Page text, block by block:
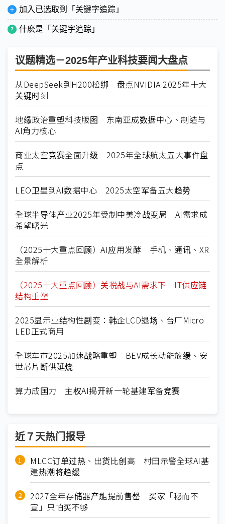
加入已选取到「关键字追踪」
什麽是「关键字追踪」
议题精选－2025年产业科技要闻大盘点
从DeepSeek到H200松绑 盘点NVIDIA 2025年十大
关键时刻
地缘政治重塑科技版图 东南亚成数据中心、制造与
AI角力核心
商业太空竞赛全面升级 2025年全球航太五大事件盘
点
LEO卫星到AI数据中心 2025太空军备五大趋势
全球半导体产业2025年受制中美冷战变局 AI需求成
希望曙光
（2025十大重点回顾）AI应用发酵 手机、通讯、XR
全景解析
（2025十大重点回顾）关税战与AI需求下 IT供应链
结构重塑
2025显示业结构性剧变：韩企LCD退场、台厂Micro
LED正式商用
全球车市2025加速战略重塑 BEV成长动能放缓、安
世芯片断供延烧
算力成国力 主权AI揭开新一轮基建军备竞赛
近７天热门报导
MLCC订单过热、出货比创高 村田示警全球AI基
建热潮将趋缓
2027全年存储器产能提前售罄 买家「秘而不
宣」只怕买不够